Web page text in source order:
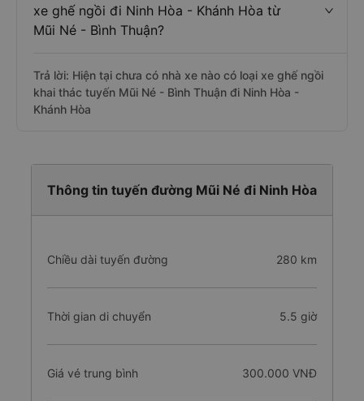
xe ghế ngồi đi Ninh Hòa - Khánh Hòa từ
Mũi Né - Bình Thuận?
Trả lời: Hiện tại chưa có nhà xe nào có loại xe ghế ngồi
khai thác tuyến Mũi Né - Bình Thuận đi Ninh Hòa -
Khánh Hòa
Thông tin tuyến đường Mũi Né đi Ninh Hòa
Chiều dài tuyến đường 280 km
Thời gian di chuyển 5.5 giờ
Giá vé trung bình 300.000 VNĐ